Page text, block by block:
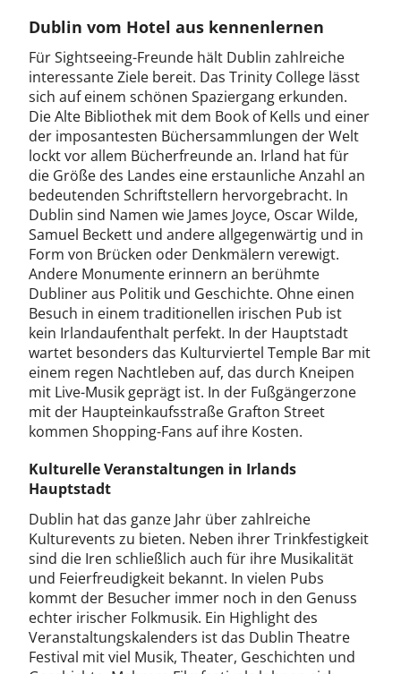
Dublin vom Hotel aus kennenlernen
Für Sightseeing-Freunde hält Dublin zahlreiche
interessante Ziele bereit. Das Trinity College lässt
sich auf einem schönen Spaziergang erkunden.
Die Alte Bibliothek mit dem Book of Kells und einer
der imposantesten Büchersammlungen der Welt
lockt vor allem Bücherfreunde an. Irland hat für
die Größe des Landes eine erstaunliche Anzahl an
bedeutenden Schriftstellern hervorgebracht. In
Dublin sind Namen wie James Joyce, Oscar Wilde,
Samuel Beckett und andere allgegenwärtig und in
Form von Brücken oder Denkmälern verewigt.
Andere Monumente erinnern an berühmte
Dubliner aus Politik und Geschichte. Ohne einen
Besuch in einem traditionellen irischen Pub ist
kein Irlandaufenthalt perfekt. In der Hauptstadt
wartet besonders das Kulturviertel Temple Bar mit
einem regen Nachtleben auf, das durch Kneipen
mit Live-Musik geprägt ist. In der Fußgängerzone
mit der Haupteinkaufsstraße Grafton Street
kommen Shopping-Fans auf ihre Kosten.
Kulturelle Veranstaltungen in Irlands
Hauptstadt
Dublin hat das ganze Jahr über zahlreiche
Kulturevents zu bieten. Neben ihrer Trinkfestigkeit
sind die Iren schließlich auch für ihre Musikalität
und Feierfreudigkeit bekannt. In vielen Pubs
kommt der Besucher immer noch in den Genuss
echter irischer Folkmusik. Ein Highlight des
Veranstaltungskalenders ist das Dublin Theatre
Festival mit viel Musik, Theater, Geschichten und